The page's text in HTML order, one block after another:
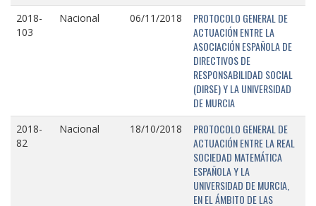
2018-
103
Nacional 06/11/2018
PROTOCOLO GENERAL DE
ACTUACIÓN ENTRE LA
ASOCIACIÓN ESPAÑOLA DE
DIRECTIVOS DE
RESPONSABILIDAD SOCIAL
(DIRSE) Y LA UNIVERSIDAD
DE MURCIA
2018-
82
Nacional 18/10/2018
PROTOCOLO GENERAL DE
ACTUACIÓN ENTRE LA REAL
SOCIEDAD MATEMÁTICA
ESPAÑOLA Y LA
UNIVERSIDAD DE MURCIA,
EN EL ÁMBITO DE LAS